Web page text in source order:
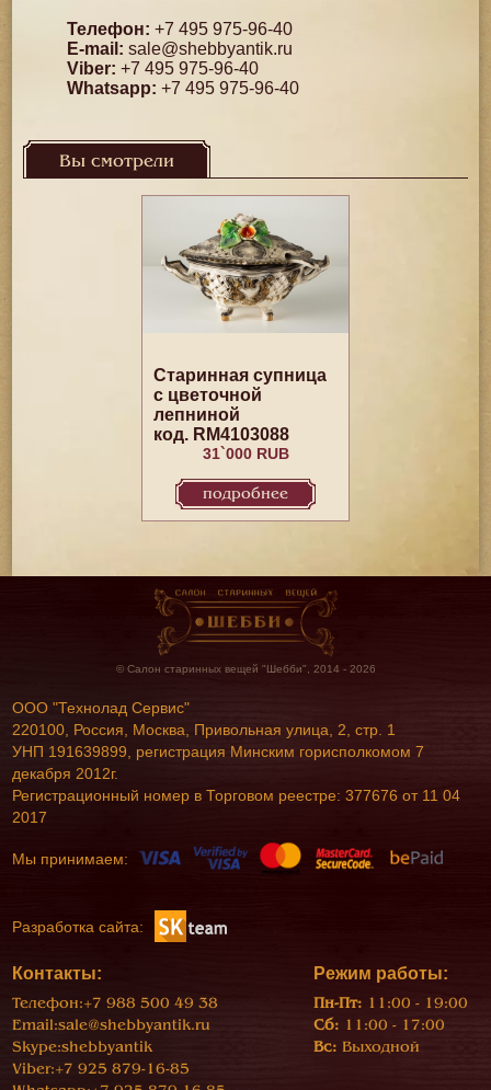
Телефон: +7 495 975-96-40
E-mail: sale@shebbyantik.ru
Viber: +7 495 975-96-40
Whatsapp: +7 495 975-96-40
Вы смотрели
Старинная супница
с цветочной
лепниной
код. RM4103088
31`000 RUB
подробнее
© Салон старинных вещей "Шебби", 2014 - 2026
ООО "Технолад Сервис"
220100, Россия, Москва, Привольная улица, 2, стр. 1
УНП 191639899, регистрация Минским горисполкомом 7
декабря 2012г.
Регистрационный номер в Торговом реестре: 377676 от 11 04
2017
Мы принимаем:
Разработка сайта:
Контакты:
Телефон:+7 988 500 49 38
Email:sale@shebbyantik.ru
Skype:shebbyantik
Viber:+7 925 879-16-85
Режим работы:
Пн-Пт: 11:00 - 19:00
Сб: 11:00 - 17:00
Вс: Выходной